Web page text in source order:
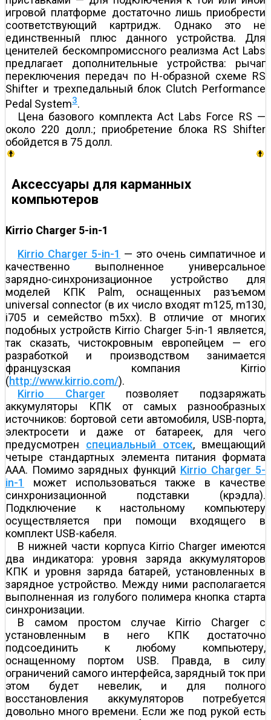
игровой платформе достаточно лишь приобрести
соответствующий картридж. Однако это не
единственный плюс данного устройства. Для
ценителей бескомпромиссного реализма Act Labs
предлагает дополнительные устройства: рычаг
переключения передач по Н-образной схеме RS
Shifter и трехпедальный блок Clutch Performance
Pedal System3.
Цена базового комплекта Act Labs Force RS —
около 220 долл.; приобретение блока RS Shifter
обойдется в 75 долл.
Аксессуары для карманных
компьютеров
Kirrio Charger 5-in-1
Kirrio Charger 5-in-1 — это очень симпатичное и
качественно выполненное универсальное
зарядно-синхронизационное устройство для
моделей КПК Palm, оснащенных разъемом
universal connector (в их число входят m125, m130,
i705 и семейство m5xx). В отличие от многих
подобных устройств Kirrio Charger 5-in-1 является,
так сказать, чистокровным европейцем — его
разработкой и производством занимается
французская компания Kirrio
(http://www.kirrio.com/).
Kirrio Charger позволяет подзаряжать
аккумуляторы КПК от самых разнообразных
источников: бортовой сети автомобиля, USB-порта,
электросети и даже от батареек, для чего
предусмотрен специальный отсек, вмещающий
четыре стандартных элемента питания формата
AAA. Помимо зарядных функций Kirrio Charger 5-
in-1
может использоваться также в качестве
синхронизационной подставки (крэдла).
Подключение к настольному компьютеру
осуществляется при помощи входящего в
комплект USB-кабеля.
В нижней части корпуса Kirrio Charger имеются
два индикатора: уровня заряда аккумуляторов
КПК и уровня заряда батарей, установленных в
зарядное устройство. Между ними располагается
выполненная из голубого полимера кнопка старта
синхронизации.
В самом простом случае Kirrio Charger с
установленным в него КПК достаточно
подсоединить к любому компьютеру,
оснащенному портом USB. Правда, в силу
ограничений самого интерфейса, зарядный ток при
этом будет невелик, и для полного
восстановления аккумуляторов потребуется
довольно много времени. Если же под рукой есть